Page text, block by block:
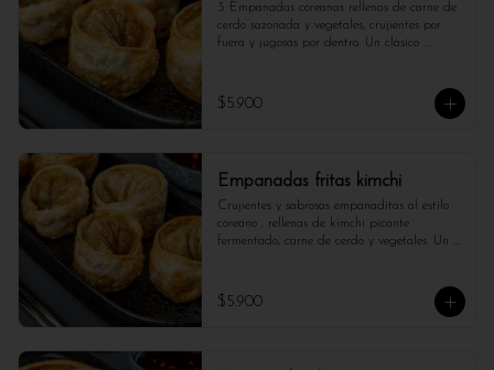
3 Empanadas coreanas rellenas de carne de
cerdo sazonada y vegetales, crujientes por
fuera y jugosas por dentro. Un clásico
*Foto referencial , puede variar cantidad y
tamaño*
$5.900
Empanadas fritas kimchi
Crujientes y sabrosas empanaditas al estilo
coreano , rellenas de kimchi picante
fermentado, carne de cerdo y vegetales. Un
$5.900